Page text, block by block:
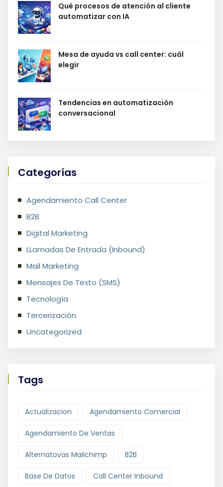
Qué procesos de atención al cliente
automatizar con IA
Mesa de ayuda vs call center: cuál
elegir
Tendencias en automatización
conversacional
Categorías
Agendamiento Call Center
B2B
Digital Marketing
LLamadas De Entrada (Inbound)
Mail Marketing
Mensajes De Texto (SMS)
Tecnología
Tercerización
Uncategorized
Tags
Actualizacion Agendamiento Comercial
Agendamiento De Ventas
Alternatovas Mailchimp B2B
Base De Datos Call Center Inbound